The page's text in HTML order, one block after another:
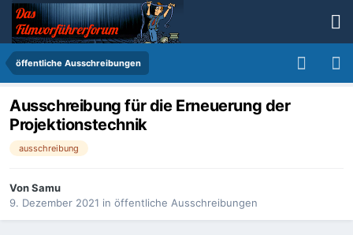
öffentliche Ausschreibungen
Ausschreibung für die Erneuerung der
Projektionstechnik
ausschreibung
VonSamu
9. Dezember 2021 in öffentliche Ausschreibungen